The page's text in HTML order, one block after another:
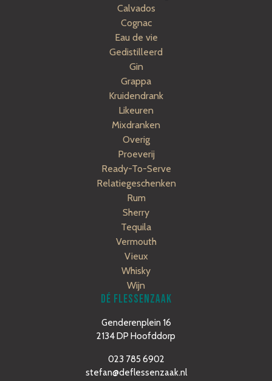
Calvados
Cognac
Eau de vie
Gedistilleerd
Gin
Grappa
Kruidendrank
Likeuren
Mixdranken
Overig
Proeverij
Ready-To-Serve
Relatiegeschenken
Rum
Sherry
Tequila
Vermouth
Vieux
Whisky
Wijn
DÉ FLESSENZAAK
Genderenplein 16
2134 DP Hoofddorp
023 785 6902
stefan@deflessenzaak.nl